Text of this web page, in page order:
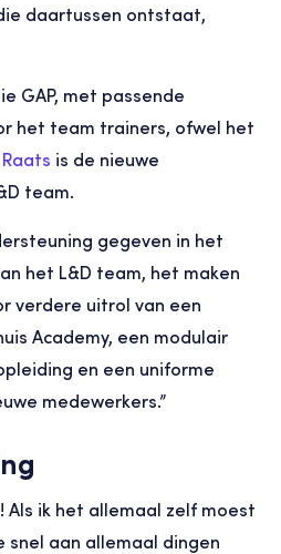
daartussen ontstaat,
GAP, met passende
het team trainers, ofwel het
is de nieuwe
team.
gegeven in het
het L&D team, het maken
verdere uitrol van een
Academy, een modulair
en een uniforme
medewerkers.”
Als ik het allemaal zelf moest
snel aan allemaal dingen